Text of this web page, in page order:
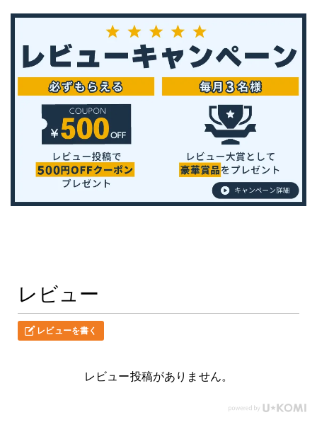
レビュー
レビューを書く
レビュー投稿がありません。